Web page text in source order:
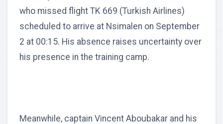
who missed flight TK 669 (Turkish Airlines)
scheduled to arrive at Nsimalen on September
2 at 00:15. His absence raises uncertainty over
his presence in the training camp.
Meanwhile, captain Vincent Aboubakar and his